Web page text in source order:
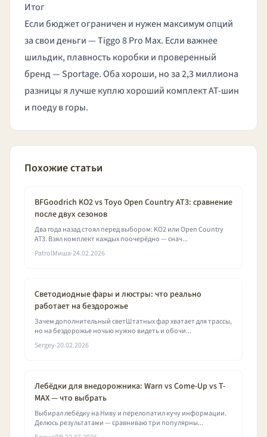
Итог
Если бюджет ограничен и нужен максимум опций
за свои деньги — Tiggo 8 Pro Max. Если важнее
шильдик, плавность коробки и проверенный
бренд — Sportage. Оба хороши, но за 2,3 миллиона
разницы я лучше куплюхороший комплект AT-шин
и поеду в горы.
Похожие статьи
BFGoodrich KO2 vs Toyo Open Country AT3: сравнение
после двух сезонов
Два года назад стоял перед выбором: KO2 или Open Country
AT3. Взял комплект каждых поочерёдно — снач...
PatrolМиша·24.02.2026
Светодиодные фары и люстры: что реально
работает на бездорожье
Зачем дополнительный светШтатных фар хватает для трассы,
но на бездорожье ночью нужно видеть и обочи...
Sergey·20.02.2026
Лебёдки для внедорожника: Warn vs Come-Up vs T-
MAX — что выбрать
Выбирал лебёдку на Ниву и перелопатил кучу информации.
Делюсь результатами — сравниваю три популярны...